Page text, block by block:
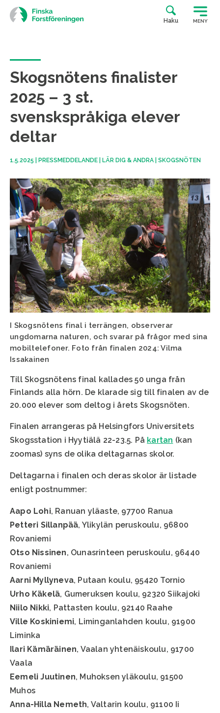
suoraan
sisältöön
Haku MENY
Skogsnötens finalister
2025 – 3 st.
svenskspråkiga elever
deltar
1.5.2025 PRESSMEDDELANDE LÄR DIG & ANDRA SKOGSNÖTEN
I Skogsnötens final i terrängen, observerar
ungdomarna naturen, och svarar på frågor med sina
mobiltelefoner. Foto från finalen 2024: Vilma
Issakainen
Till Skogsnötens final kallades 50 unga från
Finlands alla hörn. De klarade sig till finalen av de
20.000 elever som deltog i årets Skogsnöten.
Finalen arrangeras på Helsingfors Universitets
Skogsstation i Hyytiälä 22-23.5. På kartan (kan
zoomas) syns de olika deltagarnas skolor.
Deltagarna i finalen och deras skolor är listade
enligt postnummer:
Aapo Lohi, Ranuan yläaste, 97700 Ranua
Petteri Sillanpää, Ylikylän peruskoulu, 96800
Rovaniemi
Otso Nissinen, Ounasrinteen peruskoulu, 96440
Rovaniemi
Aarni Myllyneva, Putaan koulu, 95420 Tornio
Urho Käkelä, Gumeruksen koulu, 92320 Siikajoki
Niilo Nikki, Pattasten koulu, 92140 Raahe
Ville Koskiniemi, Liminganlahden koulu, 91900
Liminka
Ilari Kämäräinen, Vaalan yhtenäiskoulu, 91700
Vaala
Eemeli Juutinen, Muhoksen yläkoulu, 91500
Muhos
Anna-Hilla Nemeth, Valtarin koulu, 91100 Ii